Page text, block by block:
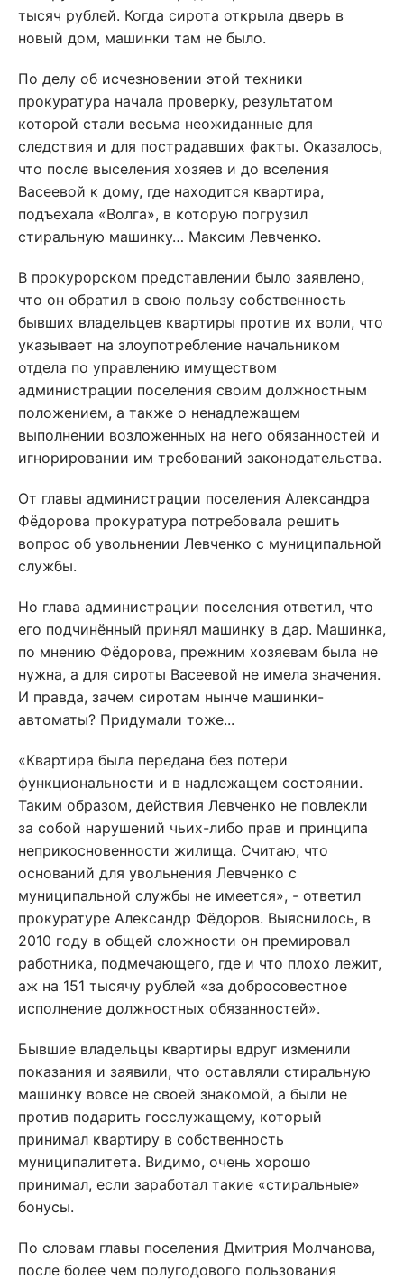
тысяч рублей. Когда сирота открыла дверь в
новый дом, машинки там не было.
По делу об исчезновении этой техники
прокуратура начала проверку, результатом
которой стали весьма неожиданные для
следствия и для пострадавших факты. Оказалось,
что после выселения хозяев и до вселения
Васеевой к дому, где находится квартира,
подъехала «Волга», в которую погрузил
стиральную машинку… Максим Левченко.
В прокурорском представлении было заявлено,
что он обратил в свою пользу собственность
бывших владельцев квартиры против их воли, что
указывает на злоупотребление начальником
отдела по управлению имуществом
администрации поселения своим должностным
положением, а также о ненадлежащем
выполнении возложенных на него обязанностей и
игнорировании им требований законодательства.
От главы администрации поселения Александра
Фёдорова прокуратура потребовала решить
вопрос об увольнении Левченко с муниципальной
службы.
Но глава администрации поселения ответил, что
его подчинённый принял машинку в дар. Машинка,
по мнению Фёдорова, прежним хозяевам была не
нужна, а для сироты Васеевой не имела значения.
И правда, зачем сиротам нынче машинки-
автоматы? Придумали тоже...
«Квартира была передана без потери
функциональности и в надлежащем состоянии.
Таким образом, действия Левченко не повлекли
за собой нарушений чьих-либо прав и принципа
неприкосновенности жилища. Считаю, что
оснований для увольнения Левченко с
муниципальной службы не имеется», - ответил
прокуратуре Александр Фёдоров. Выяснилось, в
2010 году в общей сложности он премировал
работника, подмечающего, где и что плохо лежит,
аж на 151 тысячу рублей «за добросовестное
исполнение должностных обязанностей».
Бывшие владельцы квартиры вдруг изменили
показания и заявили, что оставляли стиральную
машинку вовсе не своей знакомой, а были не
против подарить госслужащему, который
принимал квартиру в собственность
муниципалитета. Видимо, очень хорошо
принимал, если заработал такие «стиральные»
бонусы.
По словам главы поселения Дмитрия Молчанова,
после более чем полугодового пользования